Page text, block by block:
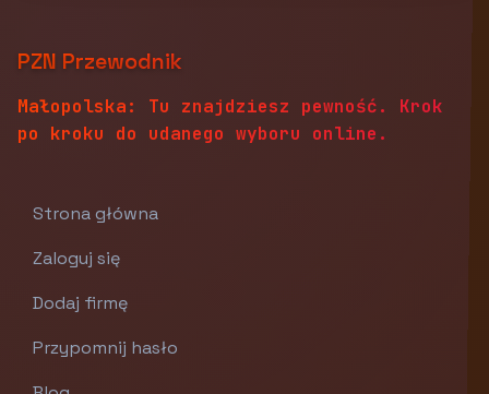
PZN Przewodnik
Małopolska: Tu znajdziesz pewność. Krok
po kroku do udanego wyboru online.
Strona główna
Zaloguj się
Dodaj firmę
Przypomnij hasło